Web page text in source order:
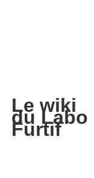
Aller au
Le wiki
du Labo
Furtif